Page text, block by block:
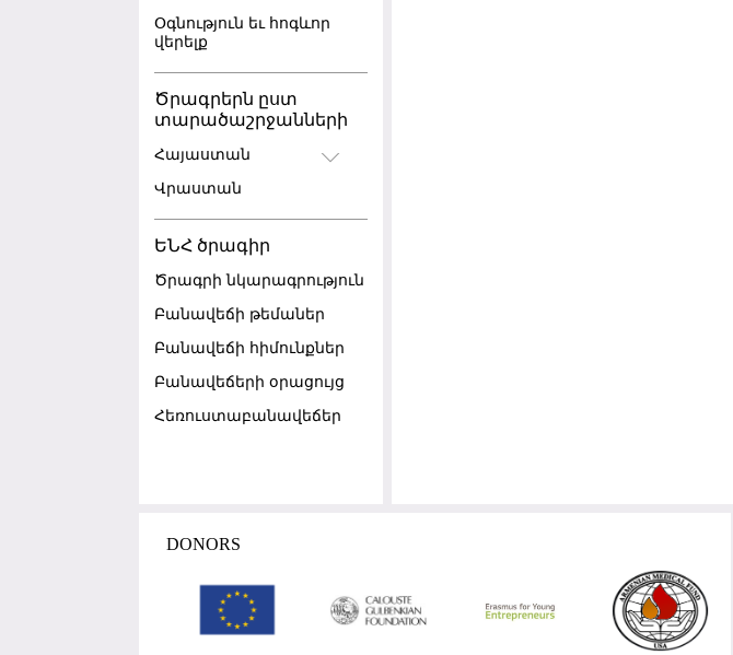
Օգնություն եւ հոգևոր
վերելք
Ծրագրերն ըստ
տարածաշրջանների
Հայաստան
Վրաստան
ԵՆՀ ծրագիր
Ծրագրի նկարագրություն
Բանավեճի թեմաներ
Բանավեճի հիմունքներ
Բանավեճերի օրացույց
Հեռուստաբանավեճեր
DONORS